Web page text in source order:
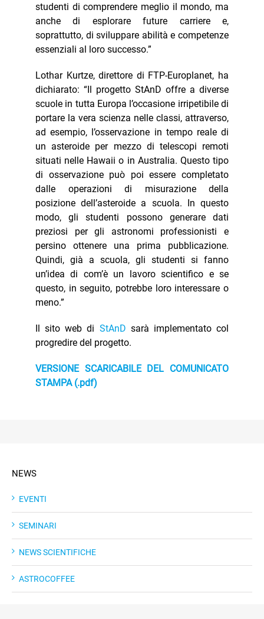
studenti di comprendere meglio il mondo, ma
anche di esplorare future carriere e,
soprattutto, di sviluppare abilità e competenze
essenziali al loro successo.”
Lothar Kurtze, direttore di FTP-Europlanet, ha
dichiarato: “Il progetto StAnD offre a diverse
scuole in tutta Europa l’occasione irripetibile di
portare la vera scienza nelle classi, attraverso,
ad esempio, l’osservazione in tempo reale di
un asteroide per mezzo di telescopi remoti
situati nelle Hawaii o in Australia. Questo tipo
di osservazione può poi essere completato
dalle operazioni di misurazione della
posizione dell’asteroide a scuola. In questo
modo, gli studenti possono generare dati
preziosi per gli astronomi professionisti e
persino ottenere una prima pubblicazione.
Quindi, già a scuola, gli studenti si fanno
un’idea di com’è un lavoro scientifico e se
questo, in seguito, potrebbe loro interessare o
meno.”
Il sito web di StAnD sarà implementato col
progredire del progetto.
VERSIONE SCARICABILE DEL COMUNICATO
STAMPA (.pdf)
NEWS
EVENTI
SEMINARI
NEWS SCIENTIFICHE
ASTROCOFFEE